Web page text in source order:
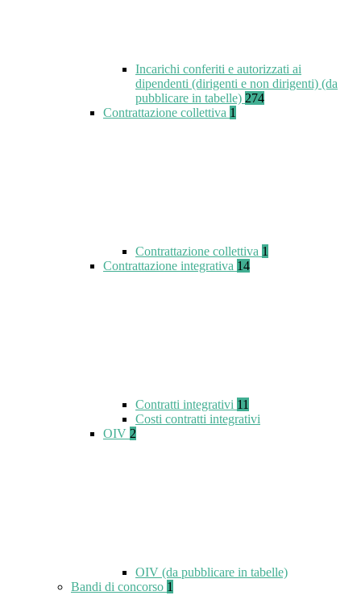
Incarichi conferiti e autorizzati ai
dipendenti (dirigenti e non dirigenti) (da
pubblicare in tabelle) 274
Contrattazione collettiva 1
Contrattazione collettiva 1
Contrattazione integrativa 14
Contratti integrativi 11
Costi contratti integrativi
OIV 2
OIV (da pubblicare in tabelle)
Bandi di concorso 1